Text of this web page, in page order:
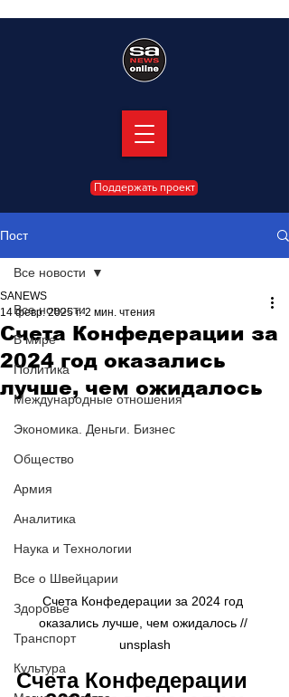
Поддержать проект
Пост
Все новости
В мире
Политика
Международные отношения
Экономика. Деньги. Бизнес
Общество
Армия
Аналитика
Наука и Технологии
Все о Швейцарии
Здоровье
Транспорт
Культура
Все новости
Счета Конфедерации за
2024 год оказались
лучше, чем ожидалось
SANEWS
14 февр. 2025 г. 2 мин. чтения
Счета Конфедерации за 2024 год
оказались лучше, чем ожидалось //
unsplash
Счета Конфедерации